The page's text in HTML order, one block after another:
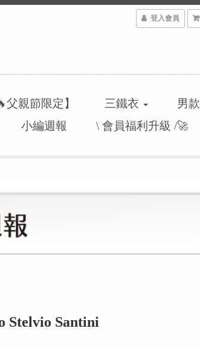
登入會員
父親節限定】 三鐵衣 男款
小編週報 \ 會員福利升級 /🚀
Stelvio Santini